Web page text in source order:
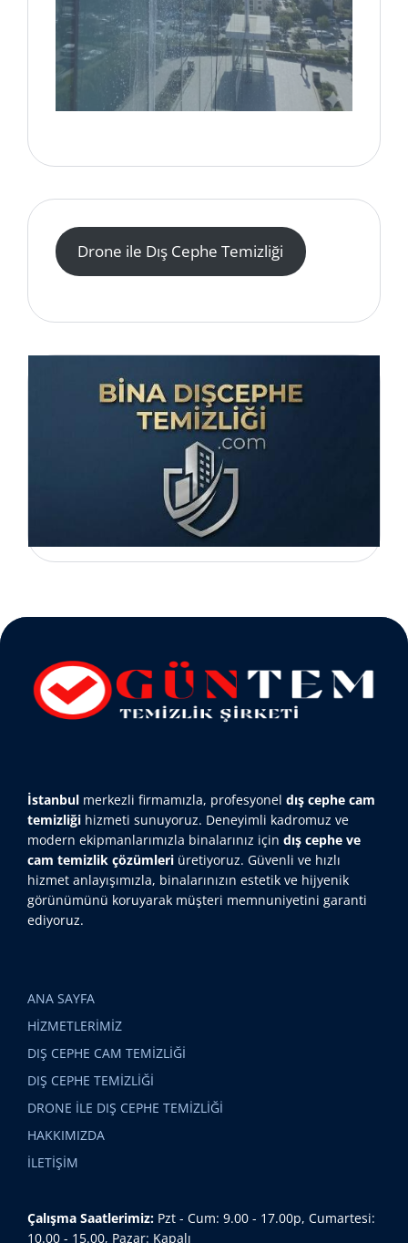
Drone ile Dış Cephe Temizliği
İstanbul merkezli firmamızla, profesyonel dış cephe cam
temizliği hizmeti sunuyoruz. Deneyimli kadromuz ve
modern ekipmanlarımızla binalarınız için dış cephe ve
cam temizlik çözümleri üretiyoruz. Güvenli ve hızlı
hizmet anlayışımızla, binalarınızın estetik ve hijyenik
görünümünü koruyarak müşteri memnuniyetini garanti
ediyoruz.
ANA SAYFA
HİZMETLERİMİZ
DIŞ CEPHE CAM TEMİZLİĞİ
DIŞ CEPHE TEMİZLİĞİ
DRONE İLE DIŞ CEPHE TEMİZLİĞİ
HAKKIMIZDA
İLETİŞİM
Çalışma Saatlerimiz: Pzt - Cum: 9.00 - 17.00p, Cumartesi:
10.00 - 15.00, Pazar: Kapalı